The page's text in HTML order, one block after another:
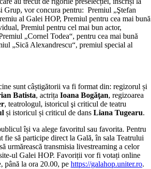
Grup, vor concura pentru: Premiul „Ştefan
al Galei HOP, Premiul pentru cea mai bună
Premiul pentru cel mai bun actor,
„Cornel Todea“, pentru cea mai bună
„Sică Alexandrescu“, premiul special al
sunt câștigătorii va fi format din: regizorul și
Batista, actrița Ioana Bogăţan, regizoarea
, teatrologul, istoricul şi criticul de teatru
și istoricul și criticul de dans Liana Tugearu.
își va alege favoritul sau favorita. Pentru
fie să participe direct la Gală, în sala Teatrului
urmărească transmisia livestreaming a celor
ul Galei HOP. Favoriții vor fi votați online
până la ora 20.00, pe https://galahop.uniter.ro.